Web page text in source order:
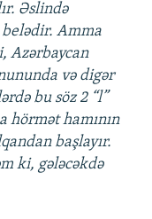
Əslində
Amma
Azərbaycan
və digər
bu söz 2 “l”
hörmət hamının
başlayır.
ki, gələcəkdə